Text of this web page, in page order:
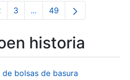
Orrialdea
3 ...Intermediate Pages Use
Orrialdea
49
historia
de bolsas de basura